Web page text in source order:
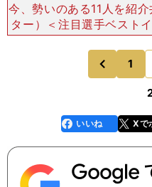
今、勢いのある11人を紹
ター）＜注目選手ベスト
フスキ（バイエルン）、
F／アデイェミ（ザルツ
ウベス
前
1
faceboo
k
いいね Xで